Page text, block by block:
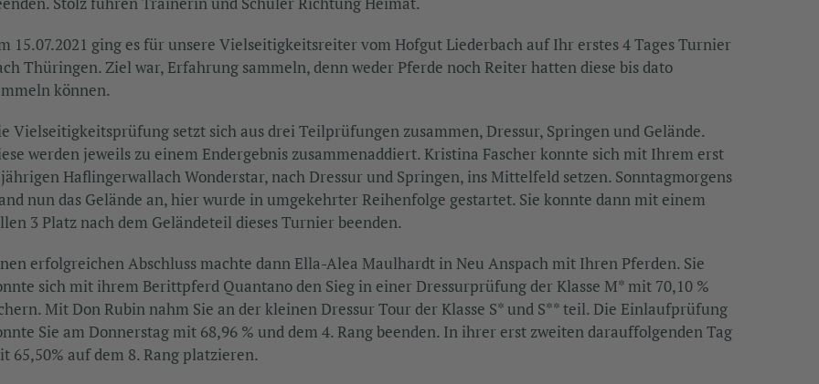
15.07.2021 ging es für unsere Vielseitigkeitsreiter vom Hofgut Liederbach auf Ihr erstes 4 Tages Turnier
Thüringen. Ziel war, Erfahrung sammeln, denn weder Pferde noch Reiter hatten diese bis dato
können.
Vielseitigkeitsprüfung setzt sich aus drei Teilprüfungen zusammen, Dressur, Springen und Gelände.
werden jeweils zu einem Endergebnis zusammenaddiert. Kristina Fascher konnte sich mit Ihrem erst
Haflingerwallach Wonderstar, nach Dressur und Springen, ins Mittelfeld setzen. Sonntagmorgens
nun das Gelände an, hier wurde in umgekehrter Reihenfolge gestartet. Sie konnte dann mit einem
3 Platz nach dem Geländeteil dieses Turnier beenden.
erfolgreichen Abschluss machte dann Ella-Alea Maulhardt in Neu Anspach mit Ihren Pferden. Sie
sich mit ihrem Berittpferd Quantano den Sieg in einer Dressurprüfung der Klasse M* mit 70,10 %
Mit Don Rubin nahm Sie an der kleinen Dressur Tour der Klasse S* und S** teil. Die Einlaufprüfung
Sie am Donnerstag mit 68,96 % und dem 4. Rang beenden. In ihrer erst zweiten darauffolgenden Tag
65,50% auf dem 8. Rang platzieren.